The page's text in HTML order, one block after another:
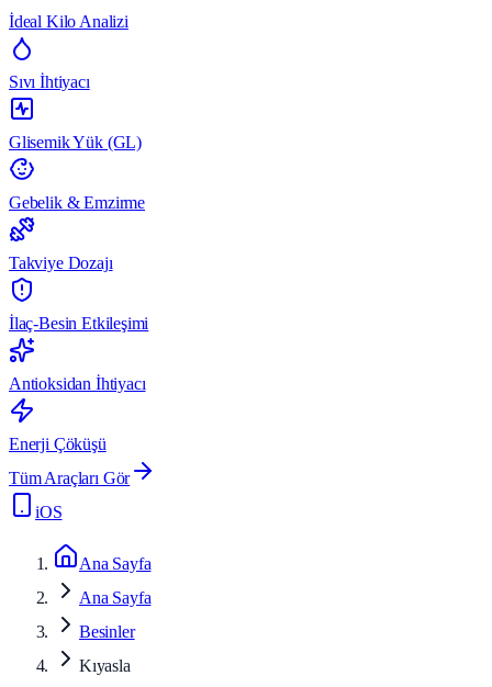
İdeal Kilo Analizi
Sıvı İhtiyacı
Glisemik Yük (GL)
Gebelik & Emzirme
Takviye Dozajı
İlaç-Besin Etkileşimi
Antioksidan İhtiyacı
Enerji Çöküşü
Tüm Araçları Gör
iOS
Ana Sayfa
Ana Sayfa
Besinler
Kıyasla